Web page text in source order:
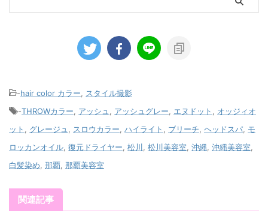
-hair color カラー
スタイル撮影
-THROWカラー アッシュ アッシュグレー エヌドット
オッジィオ
ット
グレージュ スロウカラー ハイライト ブリーチ ヘッドスパ モ
ロッカンオイル 復元ドライヤー 松川 松川美容室 沖縄 沖縄美容室
白髪染め 那覇 那覇美容室
関連記事